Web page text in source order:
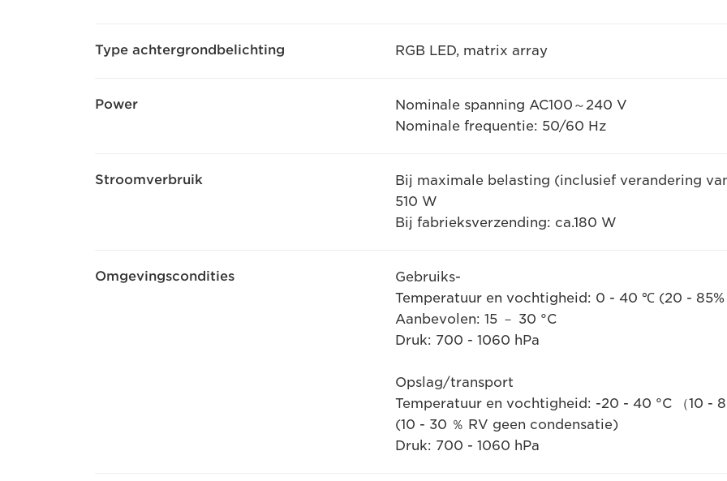
Type achtergrondbelichting RGB LED, matrix array
Power
Nominale spanning AC100～240 V
Nominale frequentie: 50/60 Hz
Stroomverbruik
Bij maximale belasting (inclusief verandering
510 W
Bij fabrieksverzending: ca.180 W
Omgevingscondities
Gebruiks-
Temperatuur en vochtigheid: 0 - 40 ℃ (20 - 85%
Aanbevolen: 15 － 30 °C
Druk: 700 - 1060 hPa
Opslag/transport
Temperatuur en vochtigheid: -20 - 40 °C （10 -
(10 - 30 ％ RV geen condensatie)
Druk: 700 - 1060 hPa